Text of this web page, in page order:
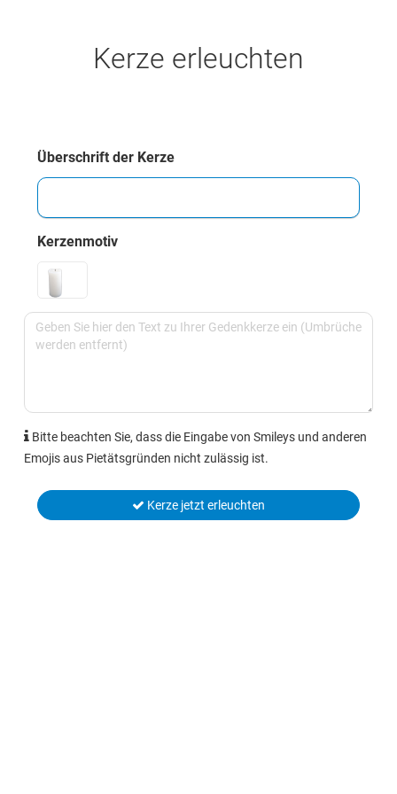
Kerze erleuchten
Überschrift der Kerze
Kerzenmotiv
Bitte beachten Sie, dass die Eingabe von Smileys und anderen
Emojis aus Pietätsgründen nicht zulässig ist.
Kerze jetzt erleuchten